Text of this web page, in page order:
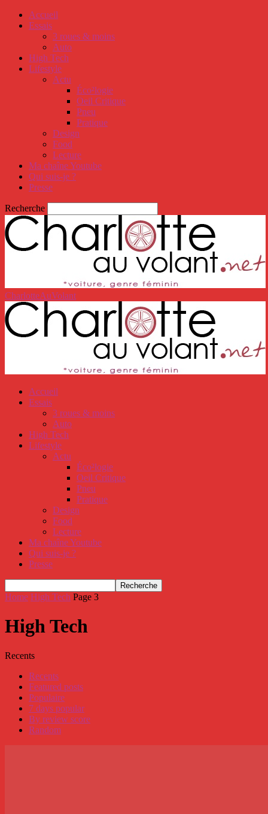
Accueil
Essais
3 roues & moins
Auto
High Tech
Lifestyle
Actu
Éco²logie
Oeil Critique
Pneu
Pratique
Design
Food
Lecture
Ma chaîne Youtube
Qui suis-je ?
Presse
Recherche
CharlotteAuVolant
Accueil
Essais
3 roues & moins
Auto
High Tech
Lifestyle
Actu
Éco²logie
Oeil Critique
Pneu
Pratique
Design
Food
Lecture
Ma chaîne Youtube
Qui suis-je ?
Presse
Home High Tech Page 3
High Tech
Recents
Recents
Featured posts
Populaire
7 days popular
By review score
Random